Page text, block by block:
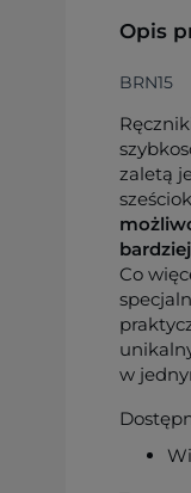
Opis
BRN15
zaletą
Co
w